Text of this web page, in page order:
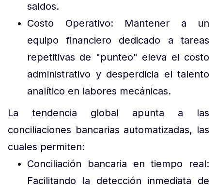
saldos.
Costo Operativo: Mantener a un
equipo financiero dedicado a tareas
repetitivas de "punteo" eleva el costo
administrativo y desperdicia el talento
analítico en labores mecánicas.
La tendencia global apunta a las
conciliaciones bancarias automatizadas, las
cuales permiten:
Conciliación bancaria en tiempo real:
Facilitando la detección inmediata de